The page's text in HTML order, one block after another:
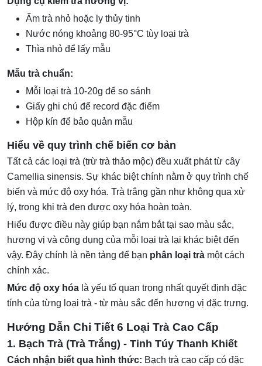
Ấm trà nhỏ hoặc ly thủy tinh
Nước nóng khoảng 80-95°C tùy loại trà
Thìa nhỏ để lấy mẫu
Mẫu trà chuẩn:
Mỗi loại trà 10-20g để so sánh
Giấy ghi chú để record đặc điểm
Hộp kín để bảo quản mẫu
Hiểu về quy trình chế biến cơ bản
Tất cả các loại trà (trừ trà thảo mộc) đều xuất phát từ cây
Camellia sinensis. Sự khác biệt chính nằm ở quy trình chế
biến và mức độ oxy hóa. Trà trắng gần như không qua xử
lý, trong khi trà đen được oxy hóa hoàn toàn.
Hiểu được điều này giúp bạn nắm bắt tại sao màu sắc,
hương vị và công dụng của mỗi loại trà lại khác biệt đến
vậy. Đây chính là nền tảng để bạn phân loại trà một cách
chính xác.
Mức độ oxy hóa là yếu tố quan trọng nhất quyết định đặc
tính của từng loại trà - từ màu sắc đến hương vị đặc trưng.
Hướng Dẫn Chi Tiết 6 Loại Trà Cao Cấp
1. Bạch Trà (Trà Trắng) - Tinh Túy Thanh Khiết
Cách nhận biết qua hình thức: Bạch trà cao cấp có đặc